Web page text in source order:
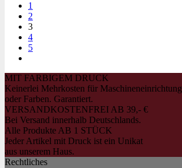
1
2
3
4
5
MIT FARBIGEM DRUCK
Keinerlei Mehrkosten für Maschineneinrichtung
oder Farben. Garantiert.
VERSANDKOSTENFREI AB 39,- €
Bei Versand innerhalb Deutschlands.
Alle Produkte AB 1 STÜCK
Jeder Artikel mit Druck ist ein Unikat
aus unserem Haus.
Rechtliches